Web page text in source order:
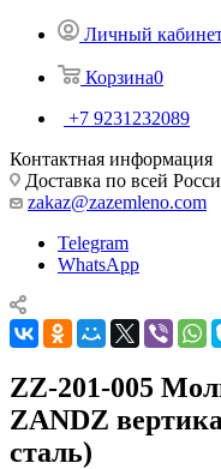
Личный
Корзина0
+7 9231232089
Контактная информация
Доставка по всей
zakaz@zazemleno.com
Telegram
WhatsApp
ZZ-201-005
ZANDZ
сталь)